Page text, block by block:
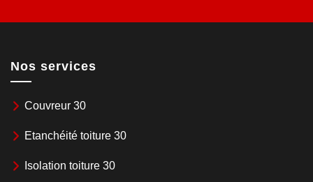
Nos services
Couvreur 30
Etanchéité toiture 30
Isolation toiture 30